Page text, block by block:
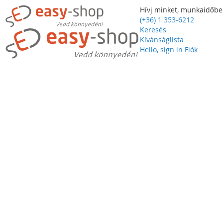
Hívj minket,
(+36) 1 353-6212
Keresés
Kívánságlista
Hello, sign in Fiók